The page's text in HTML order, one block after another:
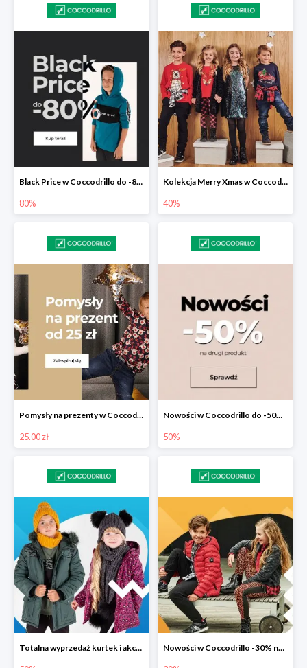
Black Price w Coccodrillo do -80%
80%
Kolekcja Merry Xmas w Coccodrillo do -40%
40%
Pomysły na prezenty w Coccodrillo od 25 zł
25.00 zł
Nowości w Coccodrillo do -50% na drugi produkt
50%
Totalna wyprzedaż kurtek i akcesoriów zimowych w Coccodrillo do -50% Nowości w Coccodrillo -30% na drugi produkt